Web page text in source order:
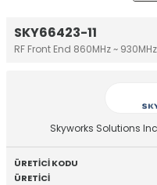
SKY66423-11
RF Front End 860MHz ~
Skyworks Solutions
ÜRETİCİ KODU
ÜRETİCİ